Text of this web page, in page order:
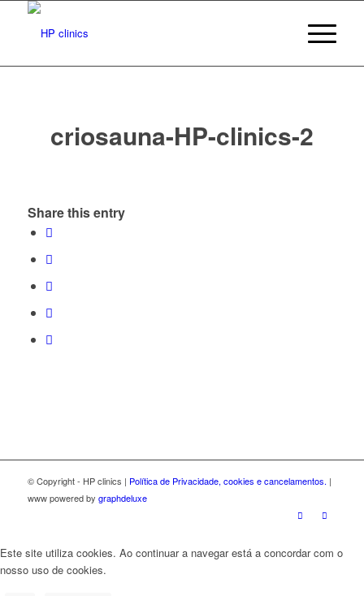
criosauna-HP-clinics-2
Share this entry
© Copyright - HP clinics | Política de Privacidade, cookies e cancelamentos. |
www powered by graphdeluxe
Este site utiliza cookies. Ao continuar a navegar está a concordar com o
nosso uso de cookies.